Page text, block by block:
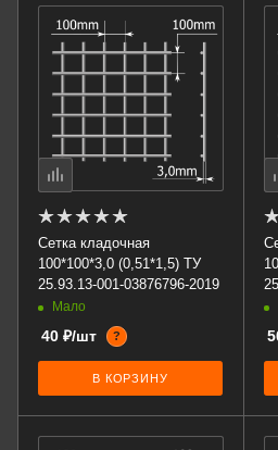
Сетка кладочная
100*100*3,0 (0,51*1,5) ТУ
25.93.13-001-03876796-2019
Мало
40 ₽/шт ?
В КОРЗИНУ